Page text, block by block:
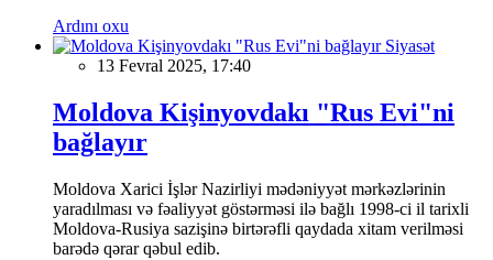
Ardını oxu
Siyasət
13 Fevral 2025, 17:40
Moldova Kişinyovdakı "Rus Evi"ni
bağlayır
Moldova Xarici İşlər Nazirliyi mədəniyyət mərkəzlərinin
yaradılması və fəaliyyət göstərməsi ilə bağlı 1998-ci il tarixli
Moldova-Rusiya sazişinə birtərəfli qaydada xitam verilməsi
barədə qərar qəbul edib.